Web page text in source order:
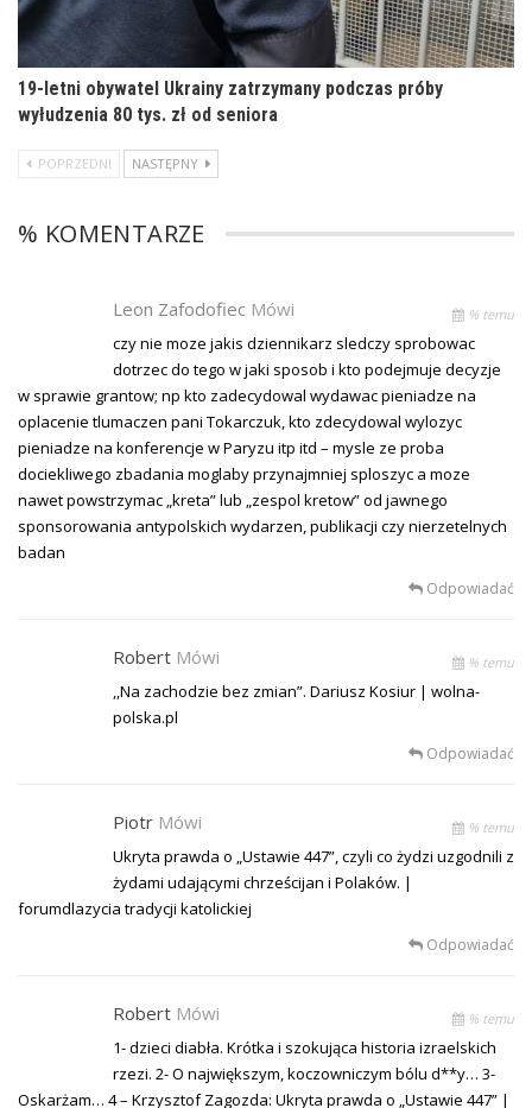
19-letni obywatel Ukrainy zatrzymany podczas próby
wyłudzenia 80 tys. zł od seniora
POPRZEDNI NASTĘPNY
% KOMENTARZE
Leon Zafodofiec Mówi % temu
czy nie moze jakis dziennikarz sledczy sprobowac
dotrzec do tego w jaki sposob i kto podejmuje decyzje
w sprawie grantow; np kto zadecydowal wydawac pieniadze na
oplacenie tlumaczen pani Tokarczuk, kto zdecydowal wylozyc
pieniadze na konferencje w Paryzu itp itd – mysle ze proba
dociekliwego zbadania moglaby przynajmniej sploszyc a moze
nawet powstrzymac „kreta” lub „zespol kretow” od jawnego
sponsorowania antypolskich wydarzen, publikacji czy nierzetelnych
badan
Odpowiadać
Robert Mówi % temu
,,Na zachodzie bez zmian”. Dariusz Kosiur | wolna-
polska.pl
Odpowiadać
Piotr Mówi % temu
Ukryta prawda o „Ustawie 447”, czyli co żydzi uzgodnili z
żydami udającymi chrześcijan i Polaków. |
forumdlazycia tradycji katolickiej
Odpowiadać
Robert Mówi % temu
1- dzieci diabła. Krótka i szokująca historia izraelskich
rzezi. 2- O największym, koczowniczym bólu d**y… 3-
Oskarżam… 4 – Krzysztof Zagozda: Ukryta prawda o „Ustawie 447” |